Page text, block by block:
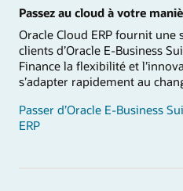
Passez au cloud à votre
Oracle Cloud ERP fournit
clients d’Oracle E-Business
Finance la flexibilité et
s’adapter rapidement au
Passer d’Oracle E-Business
ERP